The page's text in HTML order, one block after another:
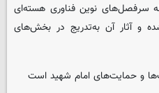
سرفصل‌های نوین فناوری هسته‌ای
و آثار آن به‌تدریج در بخش‌های
و حمایت‌های امام شهید است